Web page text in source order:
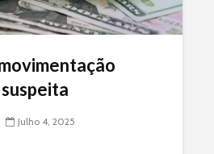
Julho 4, 2025